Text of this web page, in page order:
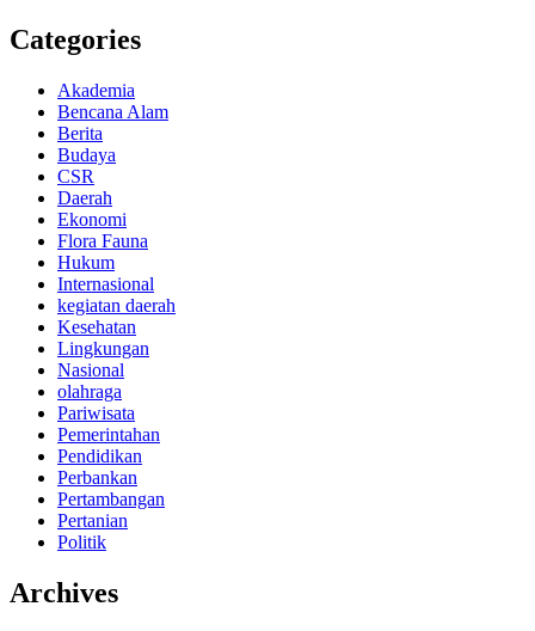
Categories
Akademia
Bencana Alam
Berita
Budaya
CSR
Daerah
Ekonomi
Flora Fauna
Hukum
Internasional
kegiatan daerah
Kesehatan
Lingkungan
Nasional
olahraga
Pariwisata
Pemerintahan
Pendidikan
Perbankan
Pertambangan
Pertanian
Politik
Archives